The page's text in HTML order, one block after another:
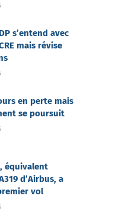
s’entend avec
mais révise
en perte mais
se poursuit
équivalent
d’Airbus, a
vol